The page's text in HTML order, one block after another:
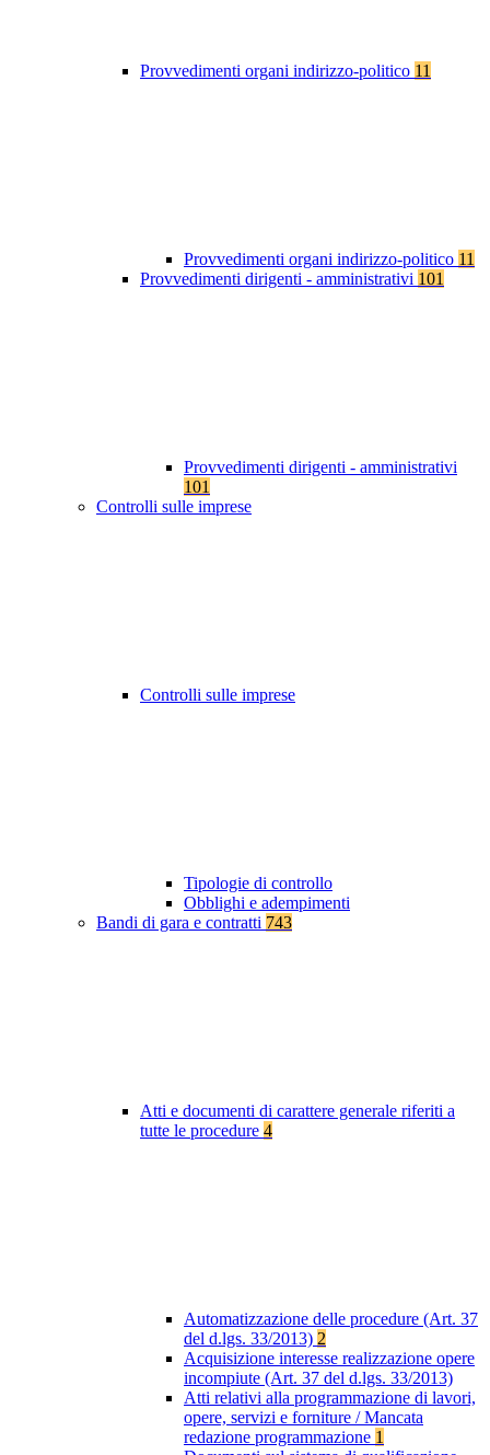
Provvedimenti organi indirizzo-politico 11
Provvedimenti organi indirizzo-politico 11
Provvedimenti dirigenti - amministrativi 101
Provvedimenti dirigenti - amministrativi
101
Controlli sulle imprese
Controlli sulle imprese
Tipologie di controllo
Obblighi e adempimenti
Bandi di gara e contratti 743
Atti e documenti di carattere generale riferiti a
tutte le procedure 4
Automatizzazione delle procedure (Art. 37
del d.lgs. 33/2013) 2
Acquisizione interesse realizzazione opere
incompiute (Art. 37 del d.lgs. 33/2013)
Atti relativi alla programmazione di lavori,
opere, servizi e forniture / Mancata
redazione programmazione 1